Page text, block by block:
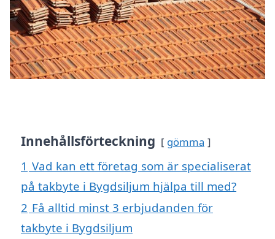
Innehållsförteckning gömma
1 Vad kan ett företag som är specialiserat
på takbyte i Bygdsiljum hjälpa till med?
2 Få alltid minst 3 erbjudanden för
takbyte i Bygdsiljum